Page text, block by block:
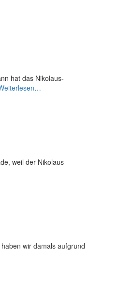
hat das Nikolaus-
weil der Nikolaus
wir damals aufgrund